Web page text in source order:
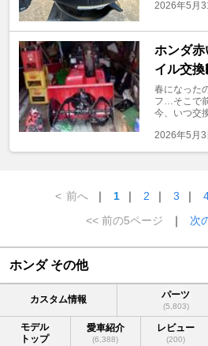
2026年5月
ホンダ赤
イル交換🛢️
春になった
フ…そこで
今、いつ交
2026年5月3
< 前へ ｜ 1 ｜ 2 ｜ 3 ｜
<< 前の5ページ
｜ 次
ホンダ その他
カスタム情報 パーツ
(5,803)
モデル
トップ
愛車紹介
(6,388)
レビュー
(200)